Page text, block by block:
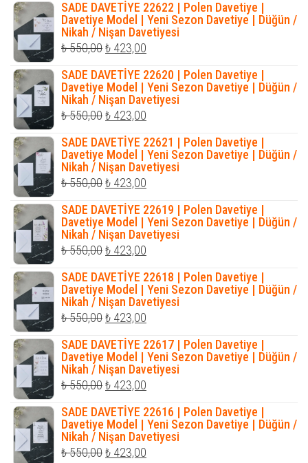
₺ 1.200,00.fiyat:
₺ 1.035,00.
SADE DAVETİYE 22622 | Polen Davetiye |
Davetiye Model | Yeni Sezon Davetiye | Düğün /
Nikah / Nişan Davetiyesi
₺550,00Orijinal
fiyat:
₺ 550,00.
₺ 423,00
fiyat:
₺ 423,00.
SADE DAVETİYE 22620 | Polen Davetiye |
Davetiye Model | Yeni Sezon Davetiye | Düğün /
Nikah / Nişan Davetiyesi
₺550,00Orijinal
fiyat:
₺ 550,00.
₺ 423,00
fiyat:
₺ 423,00.
SADE DAVETİYE 22621 | Polen Davetiye |
Davetiye Model | Yeni Sezon Davetiye | Düğün /
Nikah / Nişan Davetiyesi
₺550,00Orijinal
fiyat:
₺ 550,00.
₺ 423,00
fiyat:
₺ 423,00.
SADE DAVETİYE 22619 | Polen Davetiye |
Davetiye Model | Yeni Sezon Davetiye | Düğün /
Nikah / Nişan Davetiyesi
₺550,00Orijinal
fiyat:
₺ 550,00.
₺ 423,00
fiyat:
₺ 423,00.
SADE DAVETİYE 22618 | Polen Davetiye |
Davetiye Model | Yeni Sezon Davetiye | Düğün /
Nikah / Nişan Davetiyesi
₺550,00Orijinal
fiyat:
₺ 550,00.
₺ 423,00
fiyat:
₺ 423,00.
SADE DAVETİYE 22617 | Polen Davetiye |
Davetiye Model | Yeni Sezon Davetiye | Düğün /
Nikah / Nişan Davetiyesi
₺550,00Orijinal
fiyat:
₺ 550,00.
₺ 423,00
fiyat:
₺ 423,00.
SADE DAVETİYE 22616 | Polen Davetiye |
Davetiye Model | Yeni Sezon Davetiye | Düğün /
Nikah / Nişan Davetiyesi
₺550,00Orijinal
₺ 423,00